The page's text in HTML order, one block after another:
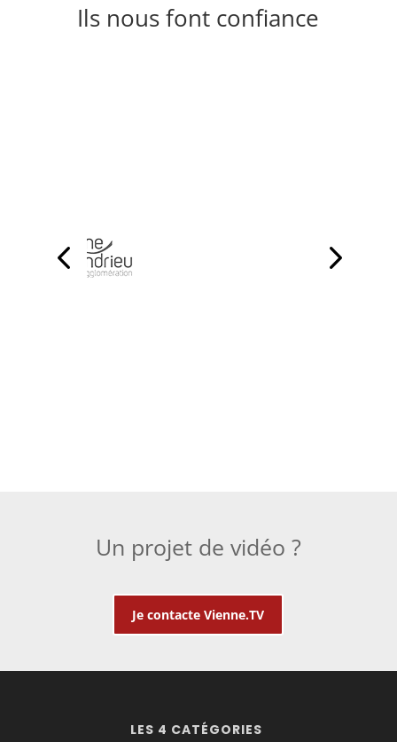
Ils nous font confiance
Un projet de vidéo ?
Je contacte Vienne.TV
LES 4 CATÉGORIES